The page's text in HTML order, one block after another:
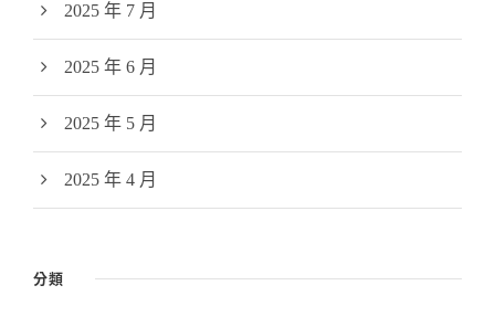
2025 年 7 月
2025 年 6 月
2025 年 5 月
2025 年 4 月
分類